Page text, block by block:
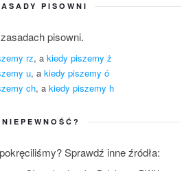
PISOWNI
pisowni.
rz, a kiedy piszemy ż
u, a kiedy piszemy ó
ch, a kiedy piszemy h
NIEPEWNOŚĆ?
Sprawdź inne źródła: